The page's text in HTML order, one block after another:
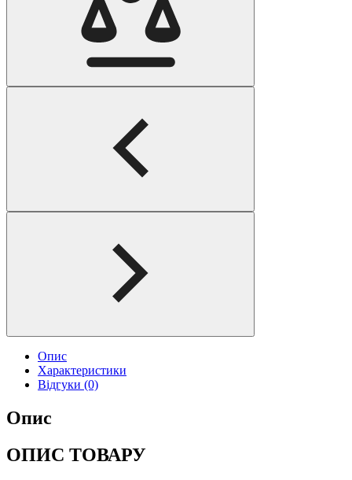
Опис
Характеристики
Відгуки (0)
Опис
ОПИС ТОВАРУ